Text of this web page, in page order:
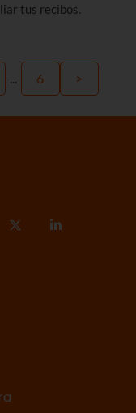
tus recibos.
... 6 >